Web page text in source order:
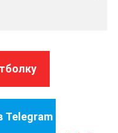
Telegram